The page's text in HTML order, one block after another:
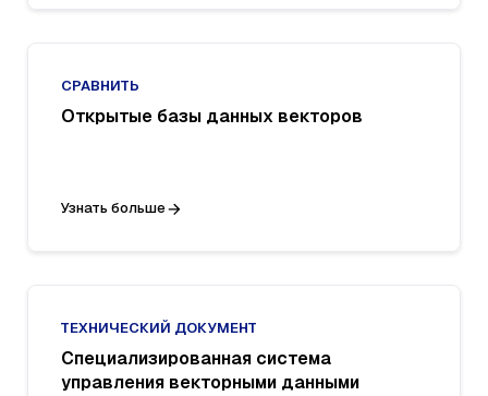
СРАВНИТЬ
Открытые базы данных векторов
Узнать больше
ТЕХНИЧЕСКИЙ ДОКУМЕНТ
Специализированная система
управления векторными данными